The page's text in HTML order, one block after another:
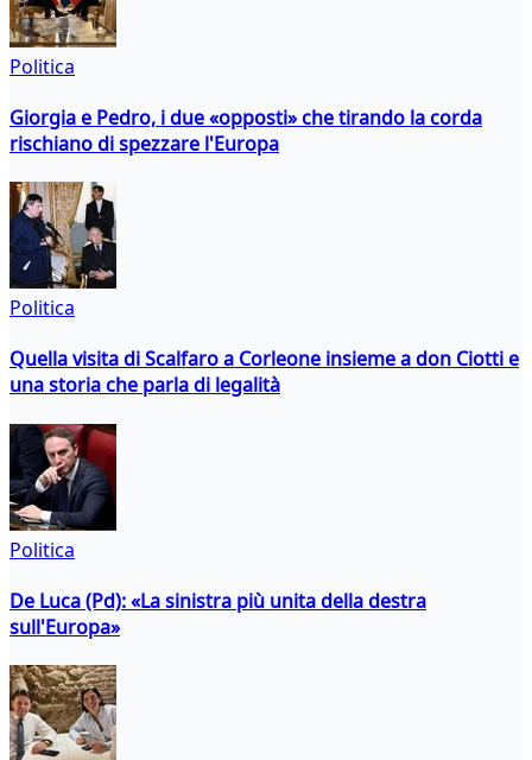
Politica
Giorgia e Pedro, i due «opposti» che tirando la corda
rischiano di spezzare l'Europa
Politica
Quella visita di Scalfaro a Corleone insieme a don Ciotti e
una storia che parla di legalità
Politica
De Luca (Pd): «La sinistra più unita della destra
sull'Europa»